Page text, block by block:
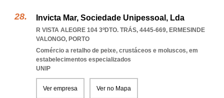
Invicta Mar, Sociedade Unipessoal, Lda
R VISTA ALEGRE 104 3ºDTO. TRÁS, 4445-669, ERMESINDE
VALONGO, PORTO
Comércio a retalho de peixe, crustáceos e moluscos, em
estabelecimentos especializados
UNIP
Ver empresa Ver no Mapa